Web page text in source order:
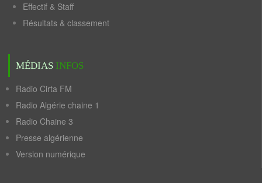
Effectif & Staff
Résultats & classement
MÉDIAS INFOS
Radio Cirta FM
Radio Algérie chaine 1
Radio Chaine 3
Presse algérienne
Version numérique